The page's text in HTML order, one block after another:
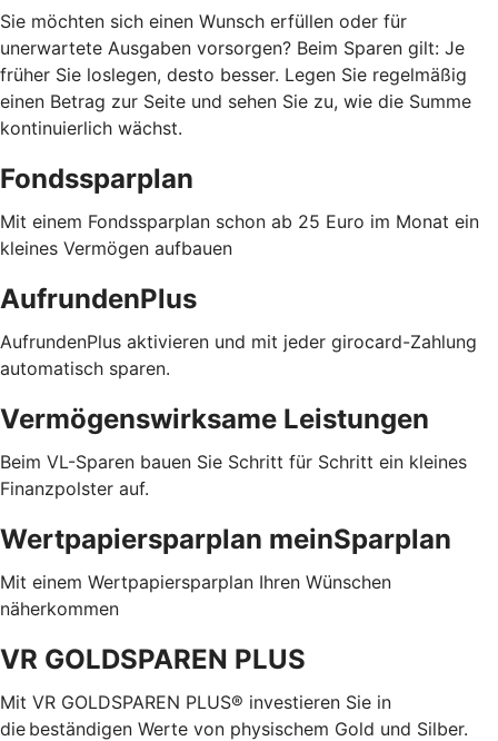
Sie möchten sich einen Wunsch erfüllen oder für
unerwartete Ausgaben vorsorgen? Beim Sparen gilt: Je
früher Sie loslegen, desto besser. Legen Sie regelmäßig
einen Betrag zur Seite und sehen Sie zu, wie die Summe
kontinuierlich wächst.
Fondssparplan
Mit einem Fondssparplan schon ab 25 Euro im Monat ein
kleines Vermögen aufbauen
AufrundenPlus
AufrundenPlus aktivieren und mit jeder girocard-Zahlung
automatisch sparen.
Vermögenswirksame Leistungen
Beim VL-Sparen bauen Sie Schritt für Schritt ein kleines
Finanzpolster auf.
Wertpapiersparplan meinSparplan
Mit einem Wertpapiersparplan Ihren Wünschen
näherkommen
VR GOLDSPAREN PLUS
Mit VR GOLDSPAREN PLUS® investieren Sie in
die beständigen Werte von physischem Gold und Silber.